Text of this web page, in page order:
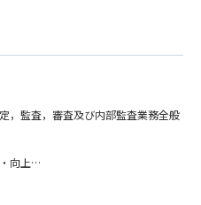
，監査，審査及び内部監査業務全般
向上
分野からの参画（社内外調整業務